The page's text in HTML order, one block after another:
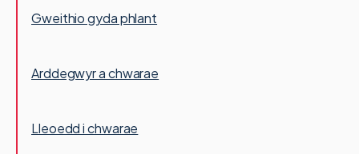
Gweithio gyda phlant
Arddegwyr a chwarae
Lleoedd i chwarae